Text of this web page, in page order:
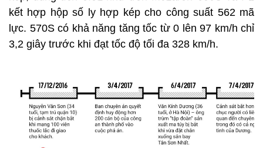
kết hợp hộp số ly hợp kép cho công suất 562 mã
lực. 570S có khả năng tăng tốc từ 0 lên 97 km/h chỉ
3,2 giây trước khi đạt tốc độ tối đa 328 km/h.